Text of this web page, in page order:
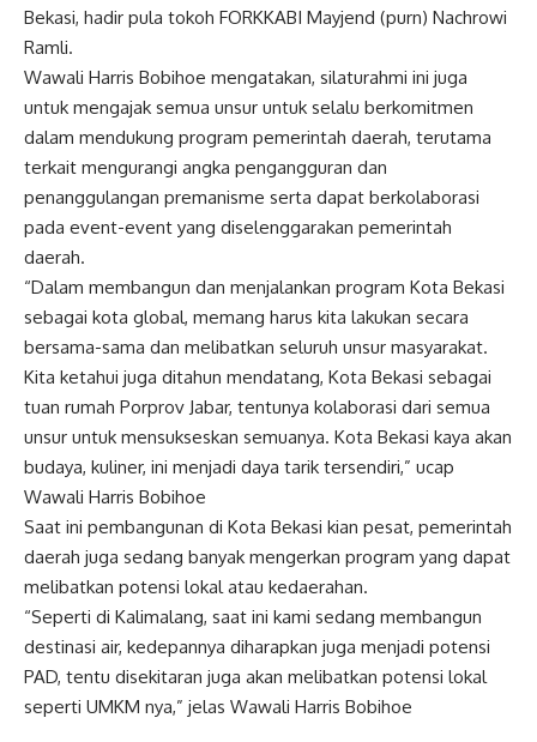
Bekasi, hadir pula tokoh FORKKABI Mayjend (purn) Nachrowi
Ramli.
Wawali Harris Bobihoe mengatakan, silaturahmi ini juga
untuk mengajak semua unsur untuk selalu berkomitmen
dalam mendukung program pemerintah daerah, terutama
terkait mengurangi angka pengangguran dan
penanggulangan premanisme serta dapat berkolaborasi
pada event-event yang diselenggarakan pemerintah
daerah.
“Dalam membangun dan menjalankan program Kota Bekasi
sebagai kota global, memang harus kita lakukan secara
bersama-sama dan melibatkan seluruh unsur masyarakat.
Kita ketahui juga ditahun mendatang, Kota Bekasi sebagai
tuan rumah Porprov Jabar, tentunya kolaborasi dari semua
unsur untuk mensukseskan semuanya. Kota Bekasi kaya akan
budaya, kuliner, ini menjadi daya tarik tersendiri,” ucap
Wawali Harris Bobihoe
Saat ini pembangunan di Kota Bekasi kian pesat, pemerintah
daerah juga sedang banyak mengerkan program yang dapat
melibatkan potensi lokal atau kedaerahan.
“Seperti di Kalimalang, saat ini kami sedang membangun
destinasi air, kedepannya diharapkan juga menjadi potensi
PAD, tentu disekitaran juga akan melibatkan potensi lokal
seperti UMKM nya,” jelas Wawali Harris Bobihoe